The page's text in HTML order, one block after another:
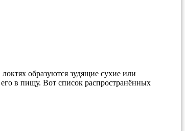
образуются зудящие сухие или
в пищу. Вот список распространённых